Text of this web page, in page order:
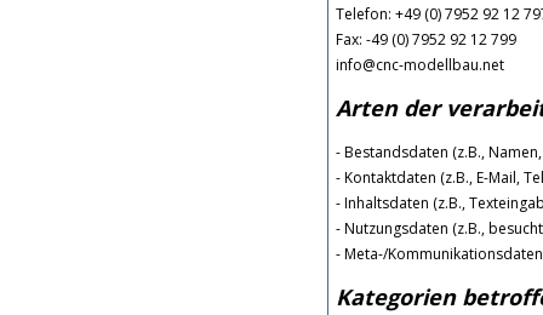
Telefon: +49 (0) 7952 92 12
Fax: -49 (0) 7952 92 12 799
info@cnc-modellbau.net
Arten der
- Bestandsdaten (z.B.,
- Kontaktdaten (z.B., E-Mail,
- Inhaltsdaten (z.B.,
- Nutzungsdaten (z.B.,
- Meta-/
Kategorien